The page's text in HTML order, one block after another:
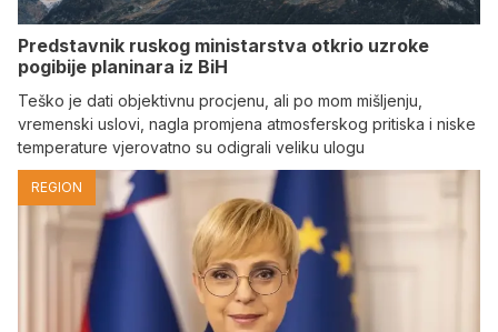
Predstavnik ruskog ministarstva otkrio uzroke
pogibije planinara iz BiH
Teško je dati objektivnu procjenu, ali po mom mišljenju,
vremenski uslovi, nagla promjena atmosferskog pritiska i niske
temperature vjerovatno su odigrali veliku ulogu
REGION